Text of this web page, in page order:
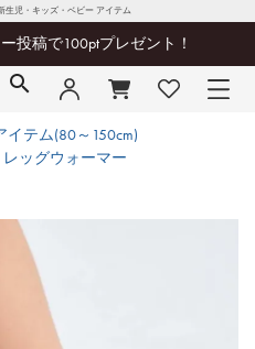
生児・キッズ・ベビー アイテム
投稿で100ptプレゼント！
イテム(80～150cm)
ッグウォーマー